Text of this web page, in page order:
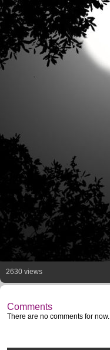
2630 views
Comments
There are no comments for now.